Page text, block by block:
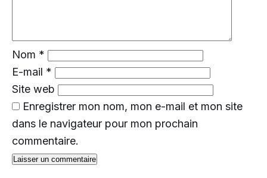
Nom *
E-mail *
Site web
Enregistrer mon nom, mon e-mail et mon site
dans le navigateur pour mon prochain
commentaire.